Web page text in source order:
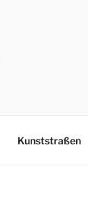
Kunststraßen